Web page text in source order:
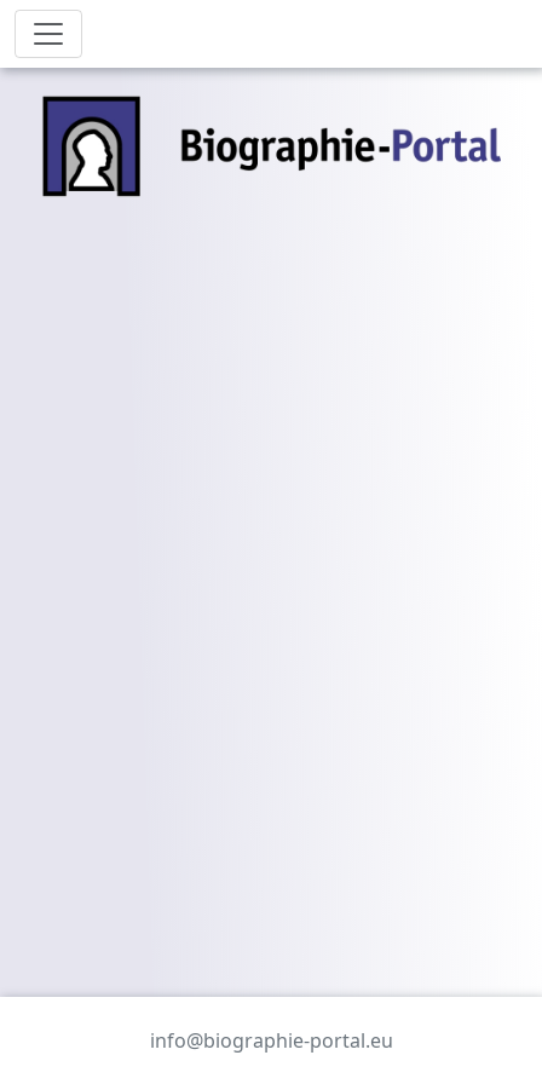
info@biographie-portal.eu